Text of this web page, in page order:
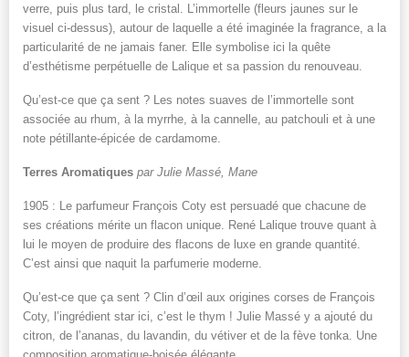
verre, puis plus tard, le cristal. L’immortelle (fleurs jaunes sur le
visuel ci-dessus), autour de laquelle a été imaginée la fragrance, a la
particularité de ne jamais faner. Elle symbolise ici la quête
d’esthétisme perpétuelle de Lalique et sa passion du renouveau.
Qu’est-ce que ça sent ? Les notes suaves de l’immortelle sont
associée au rhum, à la myrrhe, à la cannelle, au patchouli et à une
note pétillante-épicée de cardamome.
Terres Aromatiques par Julie Massé, Mane
1905 : Le parfumeur François Coty est persuadé que chacune de
ses créations mérite un flacon unique. René Lalique trouve quant à
lui le moyen de produire des flacons de luxe en grande quantité.
C’est ainsi que naquit la parfumerie moderne.
Qu’est-ce que ça sent ? Clin d’œil aux origines corses de François
Coty, l’ingrédient star ici, c’est le thym ! Julie Massé y a ajouté du
citron, de l’ananas, du lavandin, du vétiver et de la fève tonka. Une